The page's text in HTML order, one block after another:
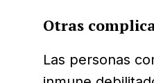
Otras
Las personas